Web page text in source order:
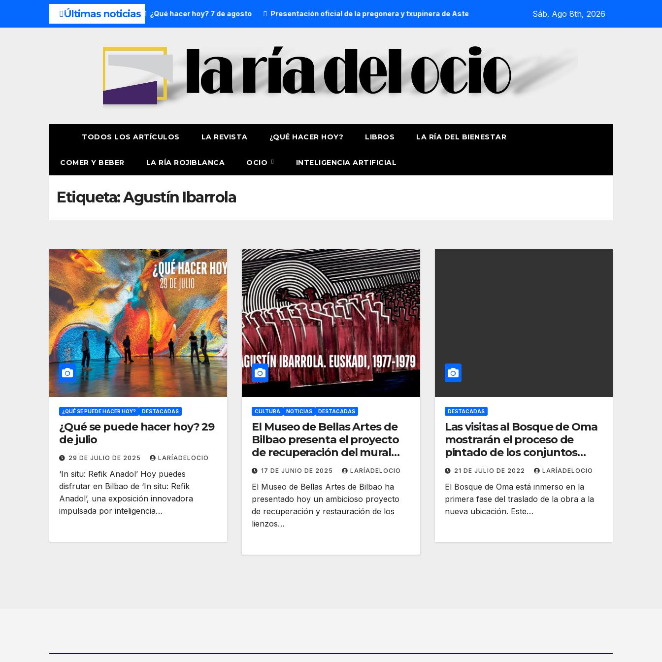
Últimas noticias
fin de semana: 8 y 9 de agosto ¿Qué hacer hoy? 7 de agosto Presentación oficial de la pregonera y txupinera de Aste Nagusia 2026 La Procesión Náutica de la Amatxu
Sáb. Ago 8th, 2026
TODOS LOS ARTÍCULOS LA REVISTA ¿QUÉ HACER HOY? LIBROS LA RÍA DEL BIENESTAR
COMER Y BEBER LA RÍA ROJIBLANCA OCIO INTELIGENCIA ARTIFICIAL
Etiqueta:Agustín Ibarrola
¿QUÉ SE PUEDE HACER HOY? DESTACADAS
¿Qué se puede hacer hoy? 29
de julio
29 DE JULIO DE 2025 LARÍADELOCIO
‘In situ: Refik Anadol’ Hoy puedes
disfrutar en Bilbao de ‘In situ: Refik
Anadol’, una exposición innovadora
impulsada por inteligencia…
CULTURA NOTICIAS DESTACADAS
El Museo de Bellas Artes de
Bilbao presenta el proyecto
de recuperación del mural
Euskadi de Agustín Ibarrola
17 DE JUNIO DE 2025 LARÍADELOCIO
El Museo de Bellas Artes de Bilbao ha
presentado hoy un ambicioso proyecto
de recuperación y restauración de los
lienzos…
DESTACADAS
Las visitas al Bosque de Oma
mostrarán el proceso de
pintado de los conjuntos
artísticos más conocidos de
Agustín Ibarrola
21 DE JULIO DE 2022 LARÍADELOCIO
El Bosque de Oma está inmerso en la
primera fase del traslado de la obra a la
nueva ubicación. Este…